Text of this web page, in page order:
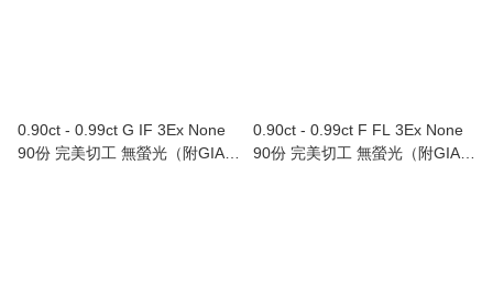
0.90ct - 0.99ct G IF 3Ex None
90份 完美切工 無螢光（附GIA證
0.90ct - 0.99ct F FL 3Ex None
90份 完美切工 無螢光（附GIA證